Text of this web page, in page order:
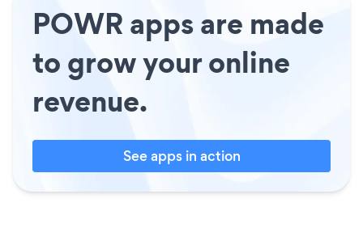
POWR apps are made
to grow your online
revenue.
See apps in action